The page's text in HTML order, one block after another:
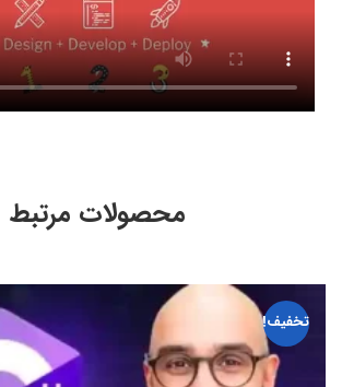
محصولات مرتبط
تخفیف!